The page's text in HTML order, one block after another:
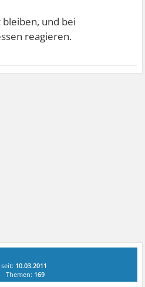
und bei
reagieren.
seit: 10.03.2011
Themen: 169